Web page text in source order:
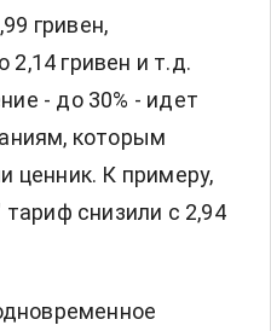
гривен,
2,14 гривен и т.д.
- до 30% - идет
которым
ценник. К примеру,
снизили с 2,94